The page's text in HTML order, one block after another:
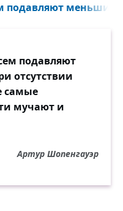
подавляют
подавляют
отсутствии
самые
мучают и
Артур Шопенгауэр